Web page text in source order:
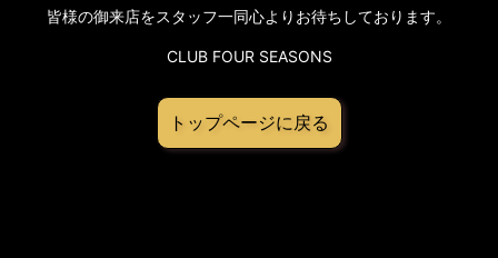
皆様の御来店をスタッフ一同心よりお待ちしております。
CLUB FOUR SEASONS
トップページに戻る